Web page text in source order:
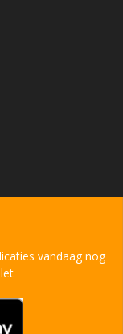
vandaag nog